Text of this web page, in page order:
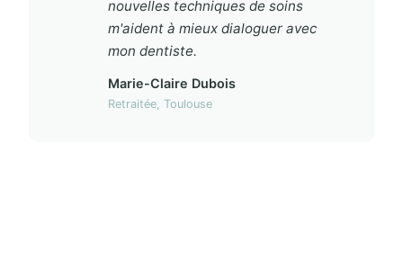
nouvelles techniques de soins
m'aident à mieux dialoguer avec
mon dentiste.
Marie-Claire Dubois
Retraitée, Toulouse